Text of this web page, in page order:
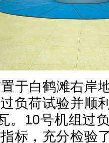
白鹤滩右岸
负荷试验并顺
。10号机组过
标，充分检验